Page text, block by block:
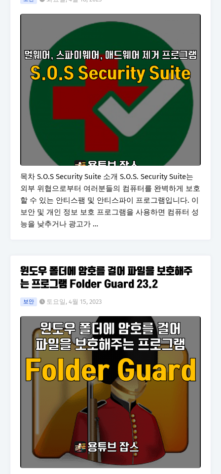
목차 S.O.S Security Suite 소개 S.O.S. Security Suite는
외부 위협으로부터 여러분들의 컴퓨터를 완벽하게 보호
할 수 있는 안티스팸 및 안티스파이 프로그램입니다. 이
보안 및 개인 정보 보호 프로그램을 사용하면 컴퓨터 성
능을 낮추거나 광고가 …
윈도우 폴더에 암호를 걸어 파일을 보호해주
는 프로그램 Folder Guard 23.2
보안 토요일, 4월 15, 2023